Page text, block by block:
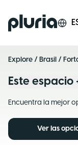
Logo Pluria
Explore / Brasil /
Este espacio
Encuentra la mejor
Ver las